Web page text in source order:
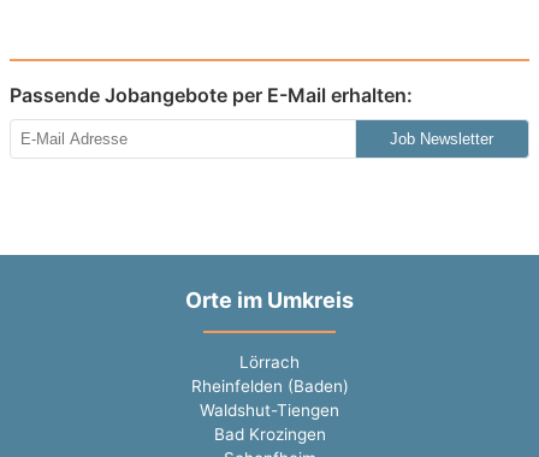
Passende Jobangebote per E-Mail erhalten:
Job Newsletter
Orte im Umkreis
Lörrach
Rheinfelden (Baden)
Waldshut-Tiengen
Bad Krozingen